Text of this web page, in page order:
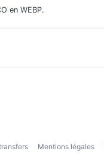
en WEBP.
Mentions légales